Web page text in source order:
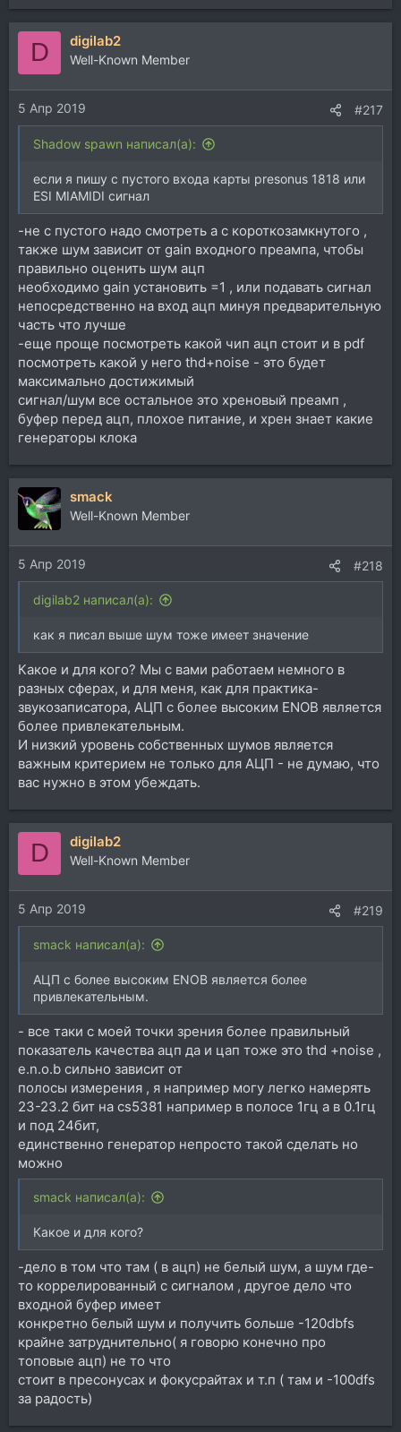
D digilab2
Well-Known Member
5 Апр 2019 #217
Shadow spawn написал(а):
если я пишу с пустого входа карты presonus 1818 или
ESI MIAMIDI сигнал
-не с пустого надо смотреть а с короткозамкнутого ,
также шум зависит от gain входного преампа, чтобы
правильно оценить шум ацп
необходимо gain установить =1 , или подавать сигнал
непосредственно на вход ацп минуя предварительную
часть что лучше
-еще проще посмотреть какой чип ацп стоит и в pdf
посмотреть какой у него thd+noise - это будет
максимально достижимый
сигнал/шум все остальное это хреновый преамп ,
буфер перед ацп, плохое питание, и хрен знает какие
генераторы клока
smack
Well-Known Member
5 Апр 2019 #218
digilab2 написал(а):
как я писал выше шум тоже имеет значение
Какое и для кого? Мы с вами работаем немного в
разных сферах, и для меня, как для практика-
звукозаписатора, АЦП с более высоким ENOB является
более привлекательным.
И низкий уровень собственных шумов является
важным критерием не только для АЦП - не думаю, что
вас нужно в этом убеждать.
D digilab2
Well-Known Member
5 Апр 2019 #219
smack написал(а):
АЦП с более высоким ENOB является более
привлекательным.
- все таки с моей точки зрения более правильный
показатель качества ацп да и цап тоже это thd +noise ,
e.n.o.b сильно зависит от
полосы измерения , я например могу легко намерять
23-23.2 бит на cs5381 например в полосе 1гц а в 0.1гц
и под 24бит,
единственно генератор непросто такой сделать но
можно
smack написал(а):
Какое и для кого?
-дело в том что там ( в ацп) не белый шум, а шум где-
то коррелированный с сигналом , другое дело что
входной буфер имеет
конкретно белый шум и получить больше -120dbfs
крайне затруднительно( я говорю конечно про
топовые ацп) не то что
стоит в пресонусах и фокусрайтах и т.п ( там и -100dfs
за радость)